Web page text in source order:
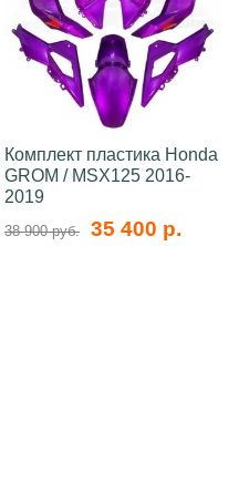
Комплект пластика Honda
GROM / MSX125 2016-
2019
38 900 руб. 35 400 р.